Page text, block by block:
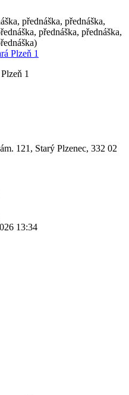
přednáška, přednáška,
přednáška, přednáška,
1
121, Starý Plzenec, 332 02
13:34